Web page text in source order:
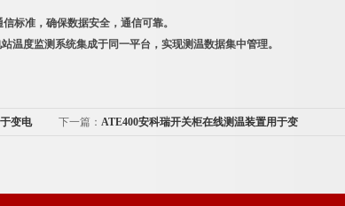
标准，确保数据安全，通信可靠。
温度监测系统集成于同一平台，实现测温数据集中管理。
变电 下一篇： ATE400安科瑞开关柜在线测温装置用于变